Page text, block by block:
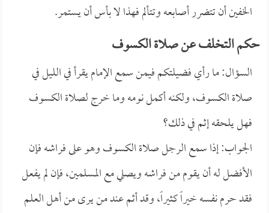
الخفين أن تتضرر أصابعه وتتألم فهذا لا بأس أن يستمر.
حكم التخلف عن صلاة الكسوف
السؤال: ما رأي فضيلتكم فيمن سمع الإمام يقرأ في الليل في
صلاة الكسوف، ولكنه أكمل نومه وما خرج لصلاة الكسوف
فهل يلحقه إثم في ذلك؟
الجواب: إذا سمع الرجل صلاة الكسوف وهو على فراشه فإن
الأفضل له أن يقوم من فراشه ويصلي مع المسلمين، فإن لم يفعل
فقد حرم نفسه خيراً كثيراً، وقد أثم عند من يرى من أهل العلم